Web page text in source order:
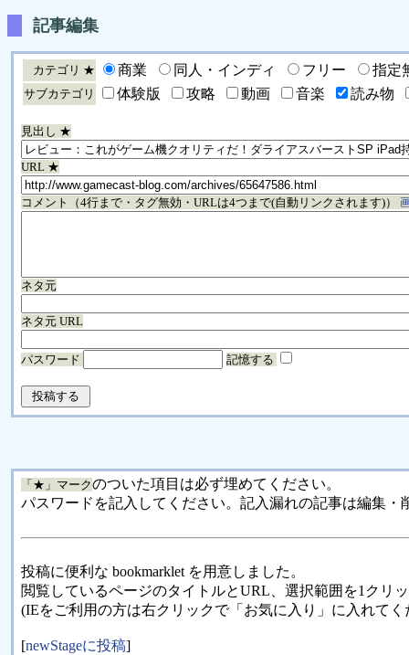
記事編集
カテゴリ ★ 商業 同人・インディ フリー 指定
サブカテゴリ 体験版 攻略 動画 音楽 読み物
見出し ★
URL ★
コメント（4行まで・タグ無効・URLは4つまで(自動リンクされます)）
ネタ元
ネタ元 URL
パスワード 記憶する
「★」マークのついた項目は必ず埋めてください。
パスワードを記入してください。記入漏れの記事は編集・
投稿に便利な bookmarklet を用意しました。
閲覧しているページのタイトルとURL、選択範囲を1クリ
(IEをご利用の方は右クリックで「お気に入り」に入れてく
[newStageに投稿]